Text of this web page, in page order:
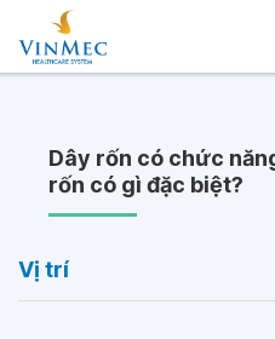
Dây rốn có chức
rốn có gì đặc biệt?
Vị trí